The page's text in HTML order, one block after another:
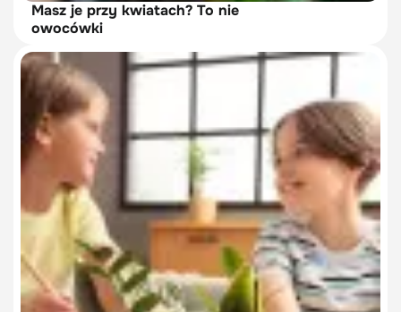
Masz je przy kwiatach? To nie
owocówki